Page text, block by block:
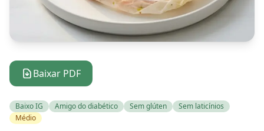
Baixar PDF
Baixo IG Amigo do diabético Sem glúten
Sem laticínios
Médio